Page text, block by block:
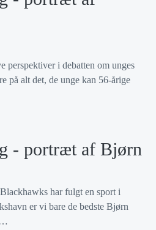
perspektiver i debatten om unges
på alt det, de unge kan 56-årige
- portræt af Bjørn
har fulgt en sport i
er vi bare de bedste Bjørn